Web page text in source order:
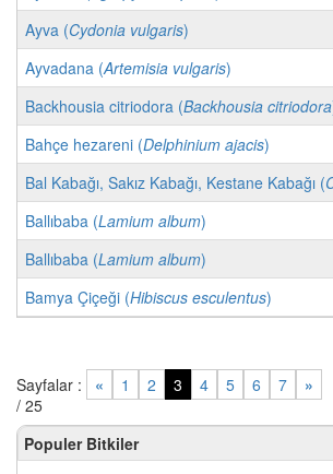
Ayva (Cydonia vulgaris)
Ayvadana (Artemisia vulgaris)
Backhousia citriodora (Backhousia citriodora
Bahçe hezareni (Delphinium ajacis)
Bal Kabağı, Sakız Kabağı, Kestane Kabağı (
Ballıbaba (Lamium album)
Ballıbaba (Lamium album)
Bamya Çiçeği (Hibiscus esculentus)
Sayfalar : « 1 2 3 4 5 6 7
»
/ 25
Populer Bitkiler